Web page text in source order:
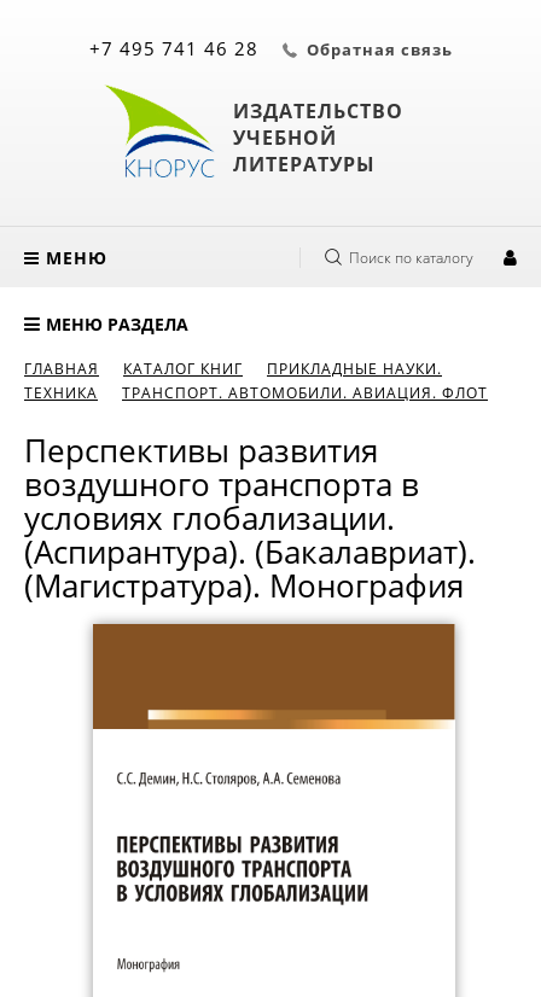
ИЗДАТЕЛЬСТВО
УЧЕБНОЙ
ЛИТЕРАТУРЫ
+7 495 741 46 28 Обратная связь
МЕНЮ Поиск по каталогу
МЕНЮ РАЗДЕЛА
ГЛАВНАЯ КАТАЛОГ КНИГ
ПРИКЛАДНЫЕ НАУКИ.
ТЕХНИКА
ТРАНСПОРТ. АВТОМОБИЛИ. АВИАЦИЯ. ФЛОТ
Перспективы развития
воздушного транспорта в
условиях глобализации.
(Аспирантура). (Бакалавриат).
(Магистратура). Монография